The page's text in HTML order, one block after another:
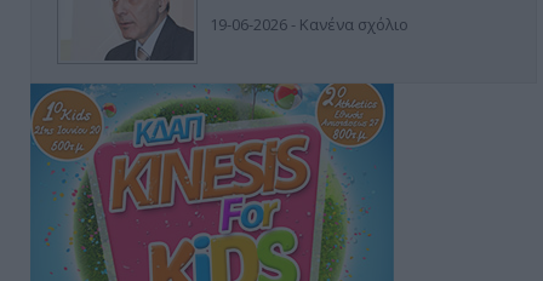
19-06-2026 - Κανένα σχόλιο